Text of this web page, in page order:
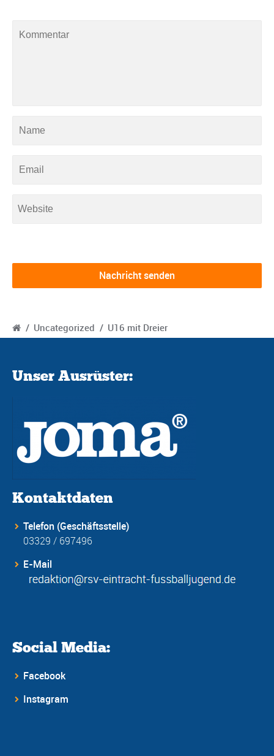
/ Uncategorized / U16 mit Dreier
Unser Ausrüster:
Kontaktdaten
Telefon (Geschäftsstelle)
03329 / 697496
E-Mail
Social Media:
Facebook
Instagram